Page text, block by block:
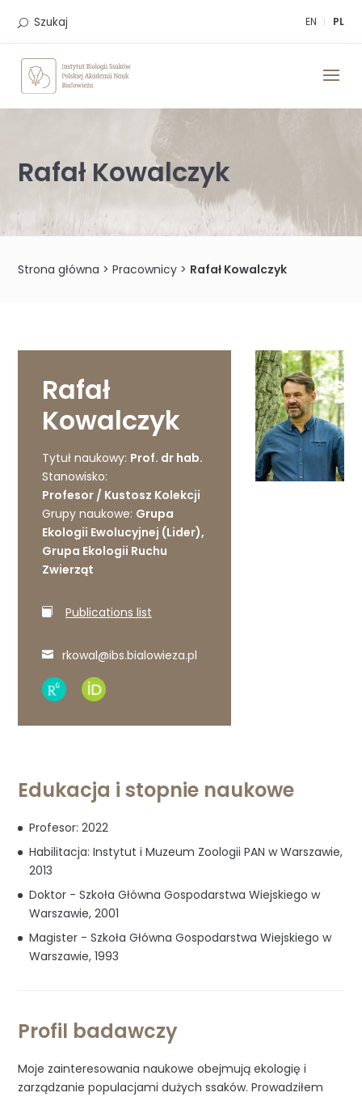
EN PL
Szukaj
Rafał Kowalczyk
Strona główna >Pracownicy > Rafał Kowalczyk
Rafał
Kowalczyk
Tytuł naukowy: Prof. dr hab.
Stanowisko:
Profesor / Kustosz Kolekcji
Grupy naukowe: Grupa
Ekologii Ewolucyjnej (Lider),
Grupa Ekologii Ruchu
Zwierząt
Publications list
rkowal@ibs.bialowieza.pl
Research
profile
ORCID
Edukacja i stopnie naukowe
Profesor: 2022
Habilitacja: Instytut i Muzeum Zoologii PAN w Warszawie,
2013
Doktor - Szkoła Główna Gospodarstwa Wiejskiego w
Warszawie, 2001
Magister - Szkoła Główna Gospodarstwa Wiejskiego w
Warszawie, 1993
Profil badawczy
Moje zainteresowania naukowe obejmują ekologię i
zarządzanie populacjami dużych ssaków. Prowadziłem